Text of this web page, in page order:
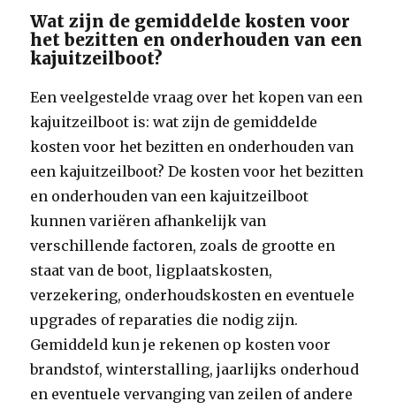
Wat zijn de gemiddelde kosten voor
het bezitten en onderhouden van een
kajuitzeilboot?
Een veelgestelde vraag over het kopen van een
kajuitzeilboot is: wat zijn de gemiddelde
kosten voor het bezitten en onderhouden van
een kajuitzeilboot? De kosten voor het bezitten
en onderhouden van een kajuitzeilboot
kunnen variëren afhankelijk van
verschillende factoren, zoals de grootte en
staat van de boot, ligplaatskosten,
verzekering, onderhoudskosten en eventuele
upgrades of reparaties die nodig zijn.
Gemiddeld kun je rekenen op kosten voor
brandstof, winterstalling, jaarlijks onderhoud
en eventuele vervanging van zeilen of andere